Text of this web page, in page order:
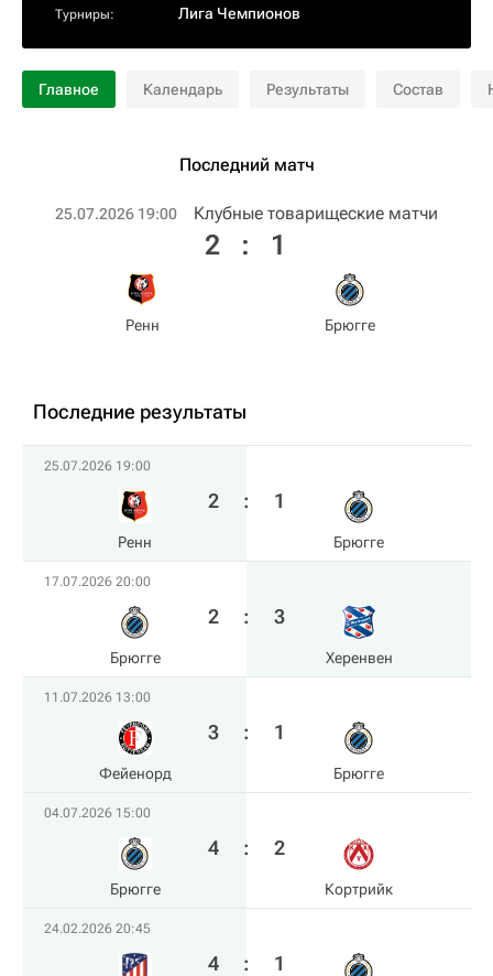
Турниры: Лига Чемпионов
Главное Календарь Результаты Состав
Последний матч
25.07.2026 19:00 Клубные товарищеские матчи
Ренн
2 : 1
Брюгге
Последние результаты
25.07.2026 19:00
Ренн
2 : 1
Брюгге
17.07.2026 20:00
Брюгге
2 : 3
Херенвен
11.07.2026 13:00
Фейенорд
3 : 1
Брюгге
04.07.2026 15:00
Брюгге
4 : 2
Кортрийк
24.02.2026 20:45
4 : 1